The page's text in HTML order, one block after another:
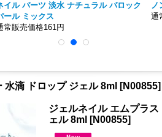
イル パーツ 淡水 ナチュラル バロック
ール ミックス
常販売価格161円
ノ
通
滴 ドロップ ジェル 8ml [N00855]
ジェルネイル エムプラ
ェル 8ml
[N00855]